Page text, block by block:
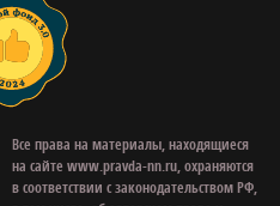
Все права на материалы, находящиеся
на сайте www.pravda-nn.ru, охраняются
в соответствии с законодательством РФ,